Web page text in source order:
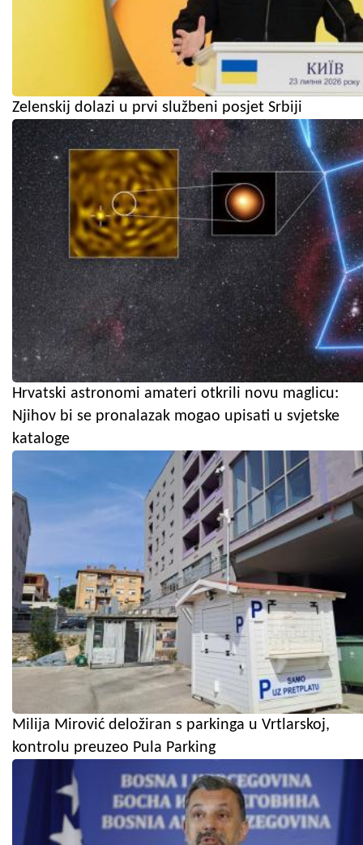
Zelenskij dolazi u prvi službeni posjet Srbiji
Hrvatski astronomi amateri otkrili novu maglicu:
Njihov bi se pronalazak mogao upisati u svjetske
kataloge
Milija Mirović deložiran s parkinga u Vrtlarskoj,
kontrolu preuzeo Pula Parking